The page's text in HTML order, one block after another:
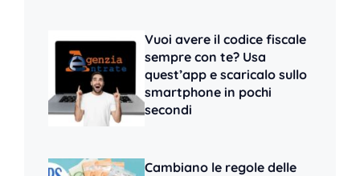
Vuoi avere il codice fiscale
sempre con te? Usa
quest’app e scaricalo sullo
smartphone in pochi
secondi
Cambiano le regole delle